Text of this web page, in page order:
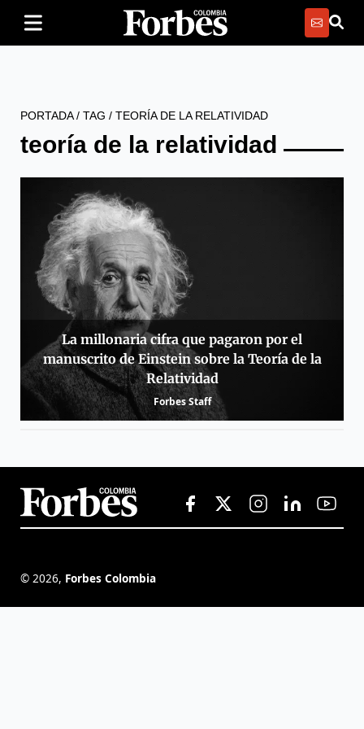
PORTADA/ TAG / TEORÍA DE LA RELATIVIDAD
teoría de la relatividad
La millonaria cifra que pagaron por el
manuscrito de Einstein sobre la Teoría de la
Relatividad
Forbes Staff
© 2026, Forbes Colombia